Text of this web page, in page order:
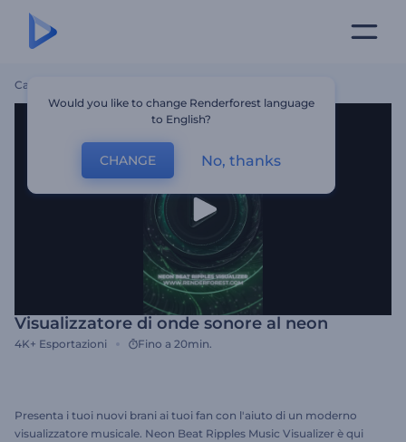
Casa
Visualizzatore di onde sonore al neon
4K+ Esportazioni Fino a 20min.
Presenta i tuoi nuovi brani ai tuoi fan con l'aiuto di un moderno
visualizzatore musicale. Neon Beat Ripples Music Visualizer è qui
Would you like to change Renderforest language
to English?
CHANGE No, thanks